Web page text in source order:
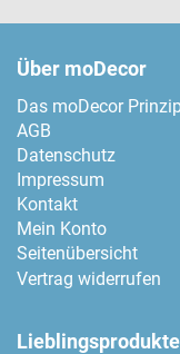
Über moDecor
Das moDecor
AGB
Datenschutz
Impressum
Kontakt
Mein Konto
Seitenübersicht
Vertrag widerrufen
Lieblingsprodukte